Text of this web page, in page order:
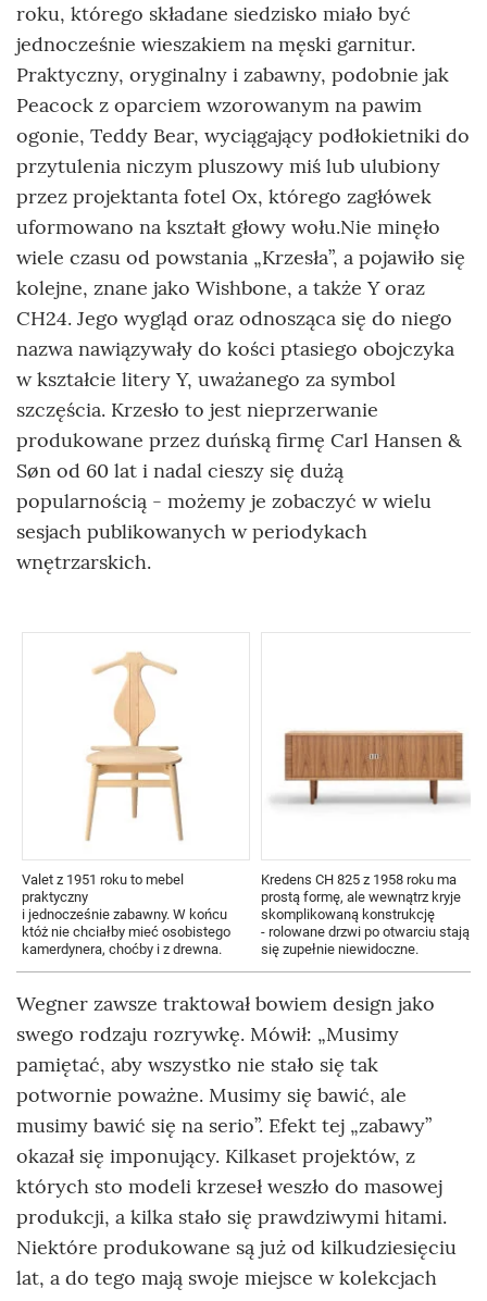
roku, którego składane siedzisko miało być
jednocześnie wieszakiem na męski garnitur.
Praktyczny, oryginalny i zabawny, podobnie jak
Peacock z oparciem wzorowanym na pawim
ogonie, Teddy Bear, wyciągający podłokietniki do
przytulenia niczym pluszowy miś lub ulubiony
przez projektanta fotel Ox, którego zagłówek
uformowano na kształt głowy wołu.Nie minęło
wiele czasu od powstania „Krzesła”, a pojawiło się
kolejne, znane jako Wishbone, a także Y oraz
CH24. Jego wygląd oraz odnosząca się do niego
nazwa nawiązywały do kości ptasiego obojczyka
w kształcie litery Y, uważanego za symbol
szczęścia. Krzesło to jest nieprzerwanie
produkowane przez duńską firmę Carl Hansen &
Søn od 60 lat i nadal cieszy się dużą
popularnością - możemy je zobaczyć w wielu
sesjach publikowanych w periodykach
wnętrzarskich.
Valet z 1951 roku to mebel
praktyczny
i jednocześnie zabawny. W końcu
któż nie chciałby mieć osobistego
kamerdynera, choćby i z drewna.
Kredens CH 825 z 1958 roku ma
prostą formę, ale wewnątrz kryje
skomplikowaną konstrukcję
- rolowane drzwi po otwarciu stają
się zupełnie niewidoczne.
Wegner zawsze traktował bowiem design jako
swego rodzaju rozrywkę. Mówił: „Musimy
pamiętać, aby wszystko nie stało się tak
potwornie poważne. Musimy się bawić, ale
musimy bawić się na serio”. Efekt tej „zabawy”
okazał się imponujący. Kilkaset projektów, z
których sto modeli krzeseł weszło do masowej
produkcji, a kilka stało się prawdziwymi hitami.
Niektóre produkowane są już od kilkudziesięciu
lat, a do tego mają swoje miejsce w kolekcjach